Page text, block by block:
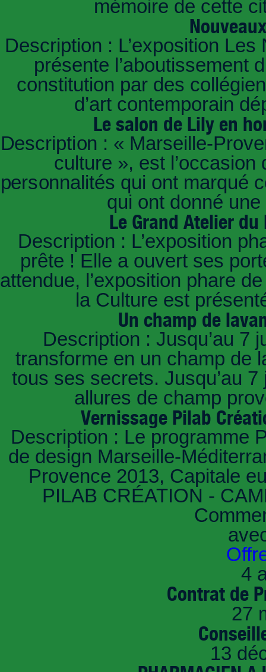
mémoire de cette
Description : L’exposition
présente l’aboutissement
constitution par des
d’art contemporain
Le salon de Lily en
Description : « Marseille-
culture », est
personnalités qui ont marqué
qui ont donné
Le Grand Atelier
Description : L’exposition
prête ! Elle a ouvert ses
attendue, l’exposition phare
la Culture est
Un champ de
Description : Jusqu’au 7
transforme en un champ de
tous ses secrets. Jusqu’au
allures de champ
Vernissage Pilab
Description : Le programme
de design Marseille-
Provence 2013, Capitale
PILAB CRÉATION -
4
Contrat de
27
13